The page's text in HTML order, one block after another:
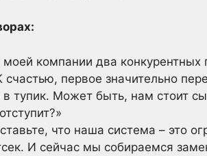
моей компании два
первое значительно
тупик. Может быть, нам стоит
что наша система – это
И сейчас мы собираемся